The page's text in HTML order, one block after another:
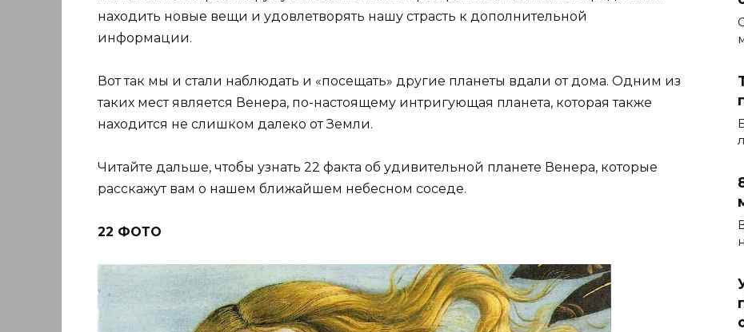
находить новые вещи и удовлетворять нашу страсть к дополнительной
информации.
Вот так мы и стали наблюдать и «посещать» другие планеты вдали от дома. Одним из
таких мест является Венера, по-настоящему интригующая планета, которая также
находится не слишком далеко от Земли.
Читайте дальше, чтобы узнать 22 факта об удивительной планете Венера, которые
расскажут вам о нашем ближайшем небесном соседе.
22 ФОТО